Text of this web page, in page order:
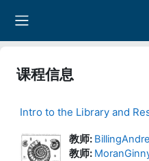
课程信息
Intro to the Library and
教师:
教师: